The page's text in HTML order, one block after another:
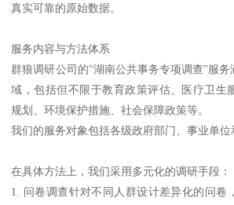
真实可靠的原始数据。
服务内容与方法体系
群狼调研公司的"湖南公共事务专项调查"服务
域，包括但不限于教育政策评估、医疗卫生
规划、环境保护措施、社会保障政策等。
我们的服务对象包括各级政府部门、事业单位
在具体方法上，我们采用多元化的调研手段：
1. 问卷调查针对不同人群设计差异化的问卷